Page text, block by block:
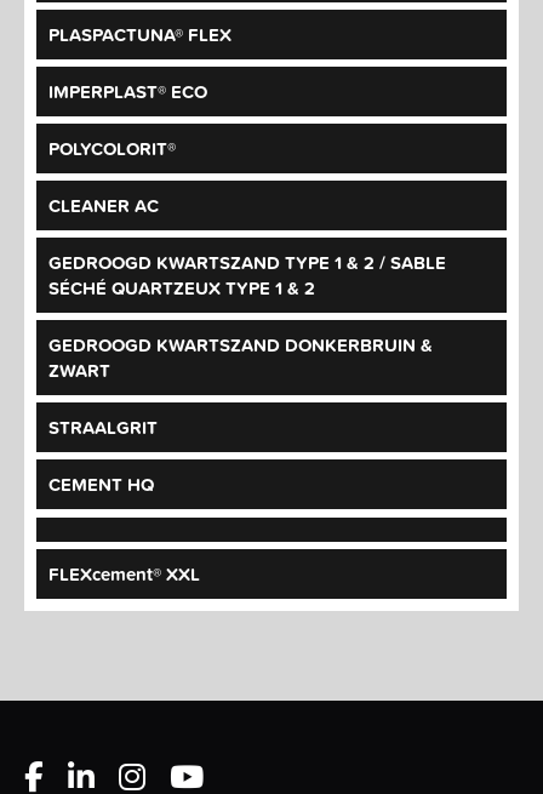
PLASPACTUNA® FLEX
IMPERPLAST® ECO
POLYCOLORIT®
CLEANER AC
GEDROOGD KWARTSZAND TYPE 1 & 2 / SABLE
SÉCHÉ QUARTZEUX TYPE 1 & 2
GEDROOGD KWARTSZAND DONKERBRUIN &
ZWART
STRAALGRIT
CEMENT HQ
FLEXcement® XXL